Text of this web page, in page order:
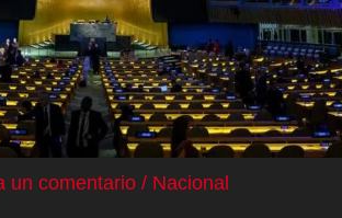
un comentario / Nacional